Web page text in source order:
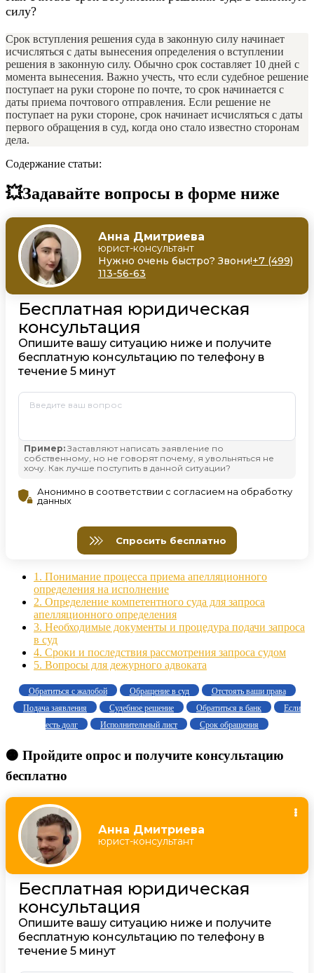
силу?
Срок вступления решения суда в законную силу начинает
исчисляться с даты вынесения определения о вступлении
решения в законную силу. Обычно срок составляет 10 дней с
момента вынесения. Важно учесть, что если судебное решение
поступает на руки стороне по почте, то срок начинается с
даты приема почтового отправления. Если решение не
поступает на руки стороне, срок начинает исчисляться с даты
первого обращения в суд, когда оно стало известно сторонам
дела.
Содержание статьи:
💥Задавайте вопросы в форме ниже
1. Понимание процесса приема апелляционного
определения на исполнение
2. Определение компетентного суда для запроса
апелляционного определения
3. Необходимые документы и процедура подачи запроса
в суд
4. Сроки и последствия рассмотрения запроса судом
5. Вопросы для дежурного адвоката
Обратиться с жалобой Обращение в суд
Отстоять ваши права
Подача заявления
Судебное решение Обратиться в банк
Если
есть долг
Исполнительный лист Срок обращения
🟠 Пройдите опрос и получите консультацию
бесплатно